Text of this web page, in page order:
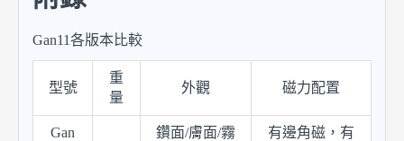
Gan11各版本比較
型號
重
量
外觀 磁力配置
Gan
鑽面/膚面/霧
有邊角磁，有